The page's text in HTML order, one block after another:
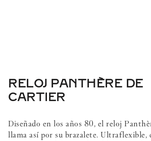
RELOJ PANTHÈRE DE
CARTIER
Diseñado en los años 80, el reloj
llama así por su brazalete. Ultraflexible,